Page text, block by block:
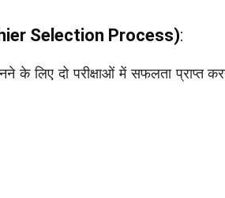
Selection Process):
के लिए दो परीक्षाओं में सफलता प्राप्त